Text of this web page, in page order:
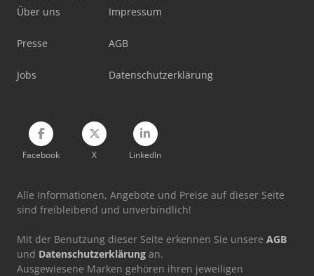
Werkstatt-Auflösung
Werkstattpresse 100 T
Werkzeug-Einstell- Und Messgerät
Über uns
Presse
Jobs
Impressum
AGB
Datenschutzerklärung
Facebook X LinkedIn
Alle Informationen, Angebote und Preise auf dieser Seite
sind freibleibend und unverbindlich!
Mit der Benutzung dieser Seite erkennen Sie unsere AGB
und Datenschutzerklärung an.
Ausgewiesene Marken gehören ihren jeweiligen